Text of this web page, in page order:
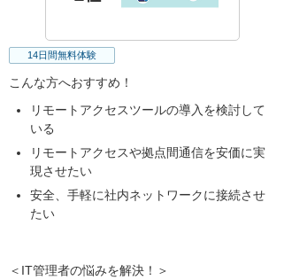
14日間無料体験
こんな方へおすすめ！
リモートアクセスツールの導入を検討して
いる
リモートアクセスや拠点間通信を安価に実
現させたい
安全、手軽に社内ネットワークに接続させ
たい
＜IT管理者の悩みを解決！＞